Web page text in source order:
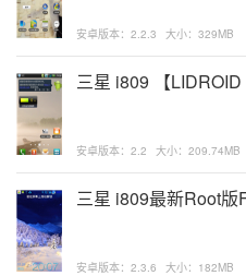
安卓版本：2.2.3 大小：329MB
三星 i809 【
安卓版本：2.2 大小：209.74MB
三星 i809最新Root版
安卓版本：2.3.6 大小：182MB